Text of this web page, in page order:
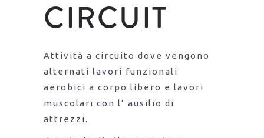
CIRCUIT
Attività a circuito dove vengono
alternati lavori funzionali
aerobici a corpo libero e lavori
muscolari con l’ ausilio di
attrezzi.